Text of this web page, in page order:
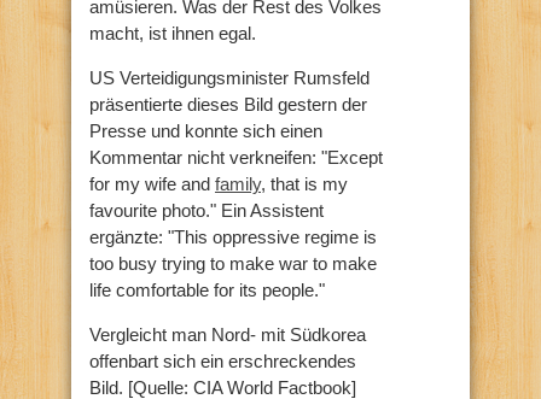
amüsieren. Was der Rest des Volkes
macht, ist ihnen egal.
US Verteidigungsminister Rumsfeld
präsentierte dieses Bild gestern der
Presse und konnte sich einen
Kommentar nicht verkneifen: "Except
for my wife and family, that is my
favourite photo." Ein Assistent
ergänzte: "This oppressive regime is
too busy trying to make war to make
life comfortable for its people."
Vergleicht man Nord- mit Südkorea
offenbart sich ein erschreckendes
Bild. [Quelle: CIA World Factbook]